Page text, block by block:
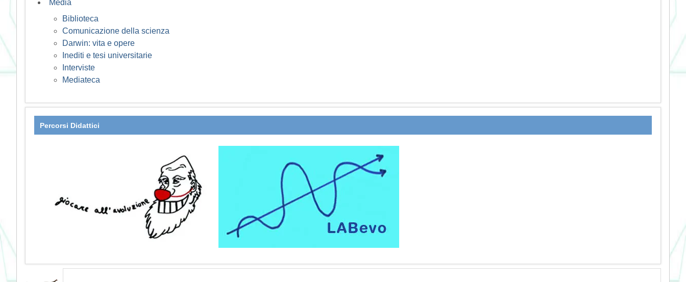
Media
Biblioteca
Comunicazione della scienza
Darwin: vita e opere
Inediti e tesi universitarie
Interviste
Mediateca
Percorsi Didattici